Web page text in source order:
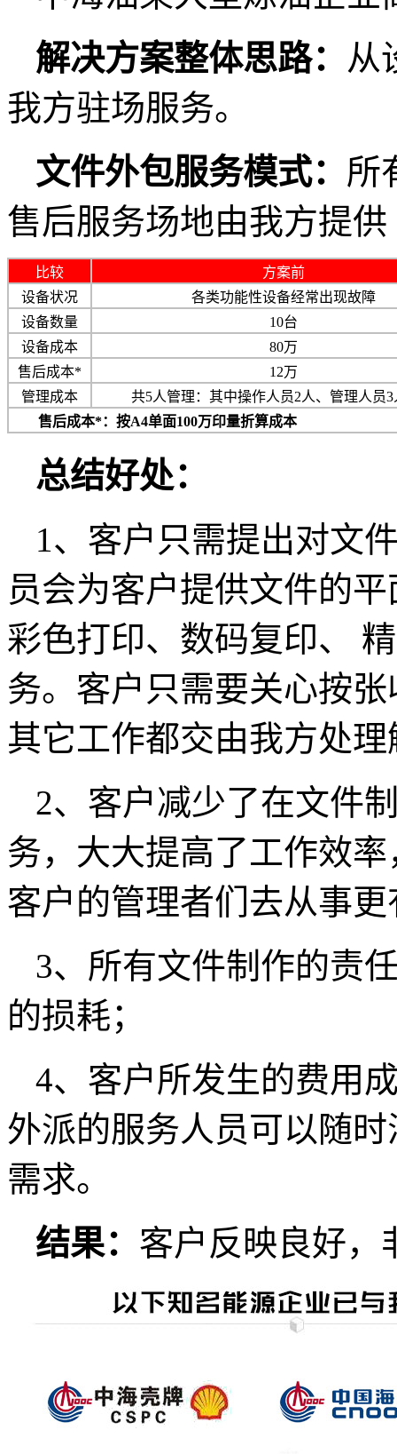
解决方案整体思路： 从
我方驻场服务。
文件外包服务模式： 所
售后服务场地由我方提供
比较
方案前
设备状况
各类功能性设备经常出现故障
设备数量
10台
设备成本
80万
售后成本*
12万
管理成本
共5人管理：其中操作人员2人、管理人员3
售后成本*：按A4单面100万印量折算成本
总结好处：
1、客户只需提出对文
员会为客户提供文件的
彩色打印、数码复印、
务。客户只需要关心按
其它工作都交由我方处理
2、客户减少了在文件
务，大大提高了工作效
客户的管理者们去从事
3、所有文件制作的责
的损耗；
4、客户所发生的费用
外派的服务人员可以随
需求。
结果： 客户反映良好，